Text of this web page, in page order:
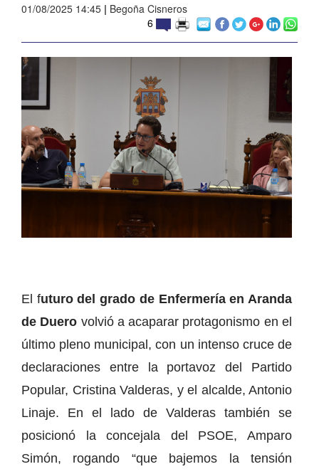
01/08/2025 14:45 | Begoña Cisneros
6
El futuro del grado de Enfermería en Aranda
de Duero volvió a acaparar protagonismo en el
último pleno municipal, con un intenso cruce de
declaraciones entre la portavoz del Partido
Popular, Cristina Valderas, y el alcalde, Antonio
Linaje. En el lado de Valderas también se
posicionó la concejala del PSOE, Amparo
Simón, rogando “que bajemos la tensión